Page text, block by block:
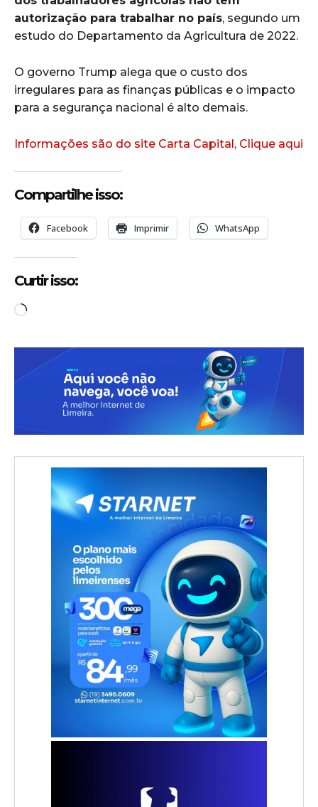
autorização para trabalhar no país, segundo um
estudo do Departamento da Agricultura de 2022.
O governo Trump alega que o custo dos
irregulares para as finanças públicas e o impacto
para a segurança nacional é alto demais.
Informações são do site Carta Capital, Clique aqui
Compartilhe isso:
Facebook Imprimir WhatsApp
Curtir isso:
C
r
n
d